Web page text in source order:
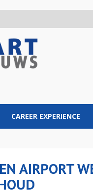
CAREER EXPERIENCE
AIRPORT